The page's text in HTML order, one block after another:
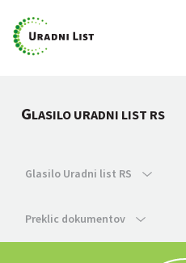
GLASILO URADNI LIST RS
Glasilo Uradni list RS
Preklic dokumentov